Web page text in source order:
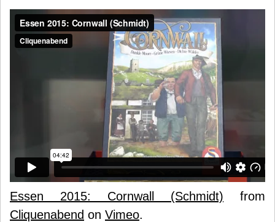
Essen 2015: Cornwall (Schmidt) from
Cliquenabend on Vimeo.